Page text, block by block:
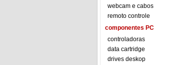
webcam e cabos
remoto controle
componentes PC
controladoras
data cartridge
drives deskop